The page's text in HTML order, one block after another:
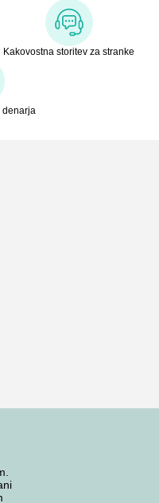
Kakovostna storitev za stranke
denarja